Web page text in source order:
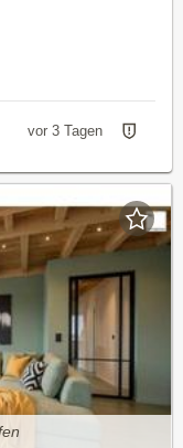
vor 3 Tagen